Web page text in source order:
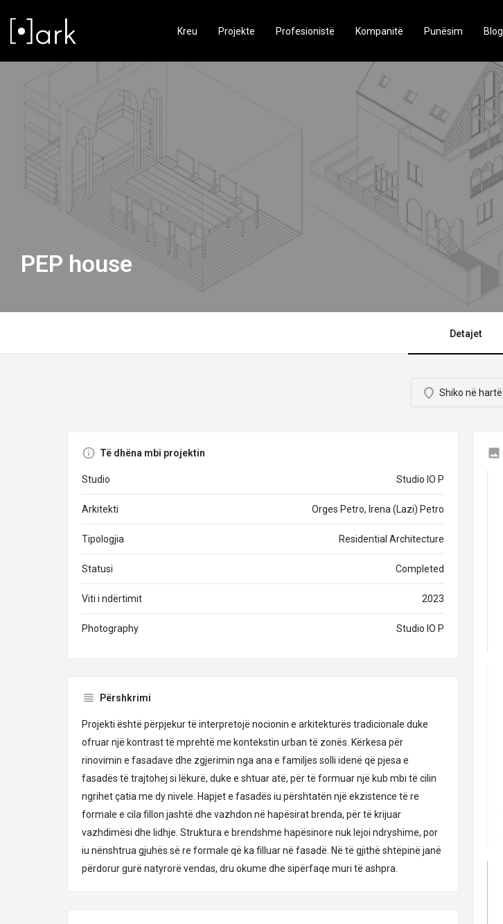
Kreu Projekte Profesionistë Kompanitë Punësim Blog
PEP house
Detajet
Shiko në hartë
Të dhëna mbi projektin
Studio Studio IO P
Arkitekti Orges Petro, Irena (Lazi) Petro
Tipologjia Residential Architecture
Statusi Completed
Viti i ndërtimit 2023
Photography Studio IO P
Përshkrimi
Projekti është përpjekur të interpretojë nocionin e arkitekturës tradicionale duke
ofruar një kontrast të mprehtë me kontekstin urban të zonës. Kërkesa për
rinovimin e fasadave dhe zgjerimin nga ana e familjes solli idenë që pjesa e
fasadës të trajtohej si lëkurë, duke e shtuar atë, për të formuar një kub mbi të cilin
ngrihet çatia me dy nivele. Hapjet e fasadës iu përshtatën një ekzistence të re
formale e cila fillon jashtë dhe vazhdon në hapësirat brenda, për të krijuar
vazhdimësi dhe lidhje. Struktura e brendshme hapësinore nuk lejoi ndryshime, por
iu nënshtrua gjuhës së re formale që ka filluar në fasadë. Në të gjithë shtëpinë janë
përdorur gurë natyrorë vendas, dru okume dhe sipërfaqe muri të ashpra.